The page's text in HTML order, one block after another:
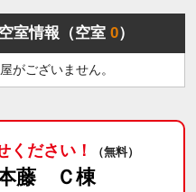
室情報（空室0）
がございません。
ください！ （無料）
藤 Ｃ棟